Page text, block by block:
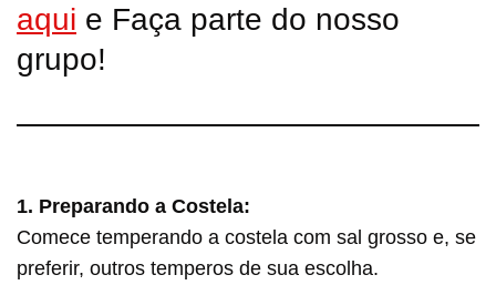
aqui e Faça parte do nosso
grupo!
1. Preparando a Costela:
Comece temperando a costela com sal grosso e, se
preferir, outros temperos de sua escolha.